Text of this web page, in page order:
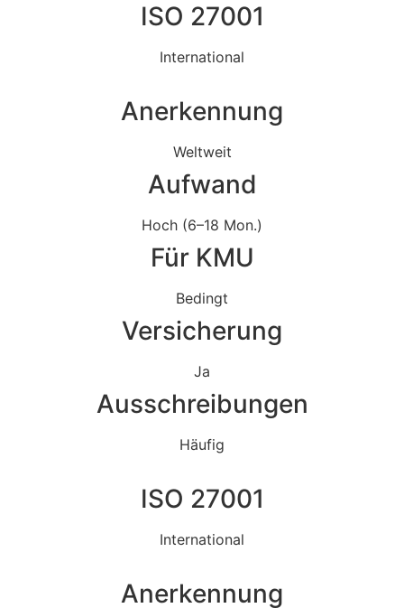
ISO 27001
International
Anerkennung
Weltweit
Aufwand
Hoch (6–18 Mon.)
Für KMU
Bedingt
Versicherung
Ja
Ausschreibungen
Häufig
ISO 27001
International
Anerkennung